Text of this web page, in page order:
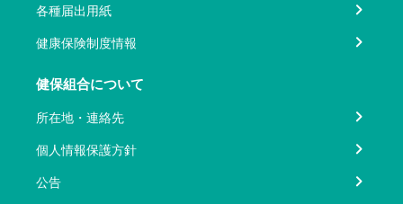
各種届出用紙
健康保険制度情報
健保組合について
所在地・連絡先
個人情報保護方針
公告